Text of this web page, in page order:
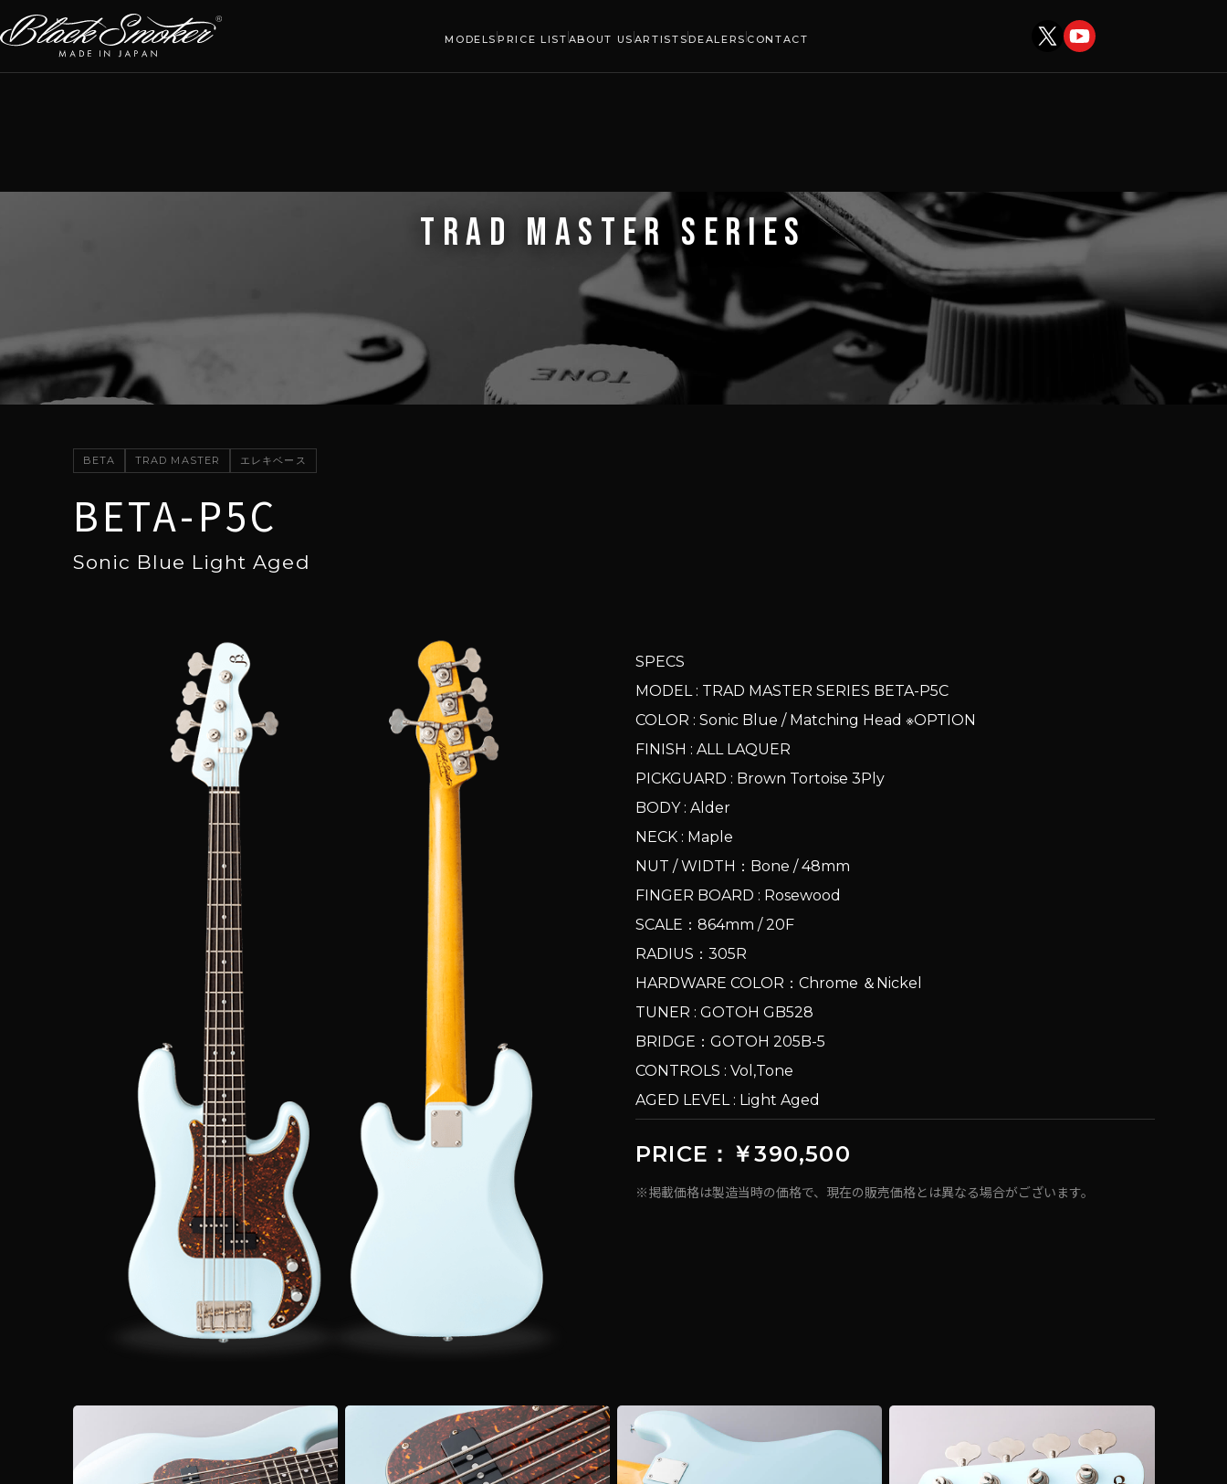
MODELS PRICE LIST ABOUT US ARTISTSDEALERS CONTACT
TRAD MASTER SERIES
BETA TRAD MASTER エレキベース
BETA-P5C
Sonic Blue Light Aged
SPECS
MODEL : TRAD MASTER SERIES BETA-P5C
COLOR : Sonic Blue / Matching Head ※OPTION
FINISH : ALL LAQUER
PICKGUARD : Brown Tortoise 3Ply
BODY : Alder
NECK : Maple
NUT / WIDTH：Bone / 48mm
FINGER BOARD : Rosewood
SCALE：864mm / 20F
RADIUS：305R
HARDWARE COLOR：Chrome ＆Nickel
TUNER : GOTOH GB528
BRIDGE：GOTOH 205B-5
CONTROLS : Vol,Tone
AGED LEVEL : Light Aged
PRICE：￥390,500
※掲載価格は製造当時の価格で、現在の販売価格とは異なる場合がございます。